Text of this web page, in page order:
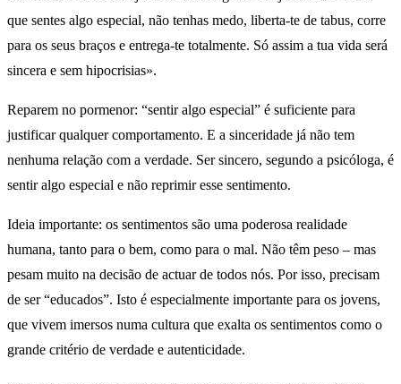
que sentes algo especial, não tenhas medo, liberta-te de tabus, corre
para os seus braços e entrega-te totalmente. Só assim a tua vida será
sincera e sem hipocrisias».
Reparem no pormenor: “sentir algo especial” é suficiente para
justificar qualquer comportamento. E a sinceridade já não tem
nenhuma relação com a verdade. Ser sincero, segundo a psicóloga, é
sentir algo especial e não reprimir esse sentimento.
Ideia importante: os sentimentos são uma poderosa realidade
humana, tanto para o bem, como para o mal. Não têm peso – mas
pesam muito na decisão de actuar de todos nós. Por isso, precisam
de ser “educados”. Isto é especialmente importante para os jovens,
que vivem imersos numa cultura que exalta os sentimentos como o
grande critério de verdade e autenticidade.